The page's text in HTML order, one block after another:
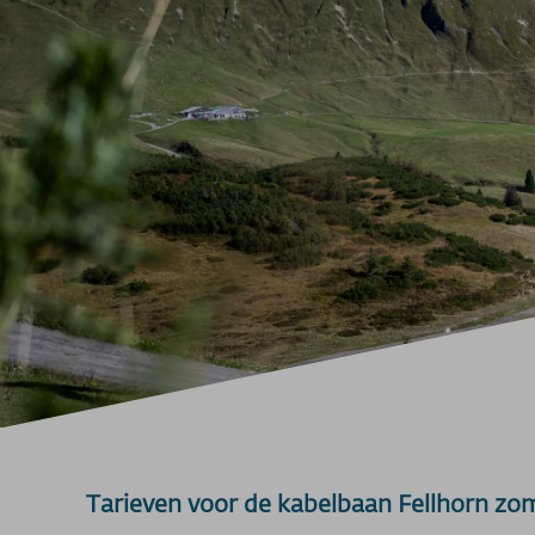
Tarieven voor de kabelbaan Fellhorn